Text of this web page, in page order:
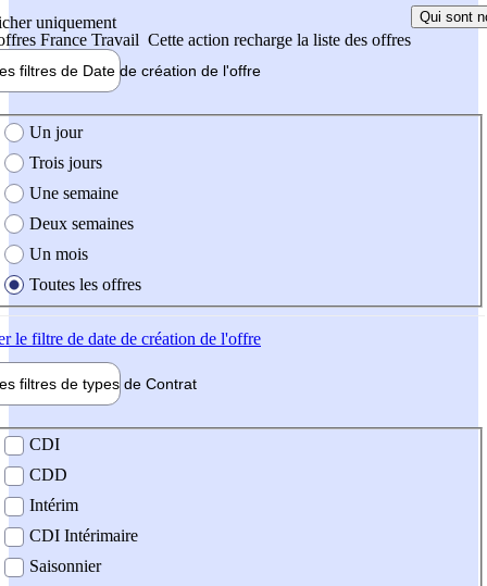
uniquement
France Travail Cette action recharge la liste des offres
Qui sont
filtres de Date de création de l'offre
création de l'offre
Un jour
Trois jours
Une semaine
Deux semaines
Un mois
Toutes les offres
le filtre de date de création de l'offre
filtres de types de Contrat
contrat
CDI
CDD
Intérim
CDI Intérimaire
Saisonnier